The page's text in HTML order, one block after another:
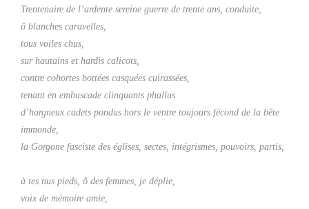
Trentenaire de l’ardente sereine guerre de trente ans, conduite,
ô blanches caravelles,
tous voiles chus,
sur hautains et hardis calicots,
contre cohortes bottées casquées cuirassées,
tenant en embuscade clinquants phallus
d’hargneux cadets pondus hors le ventre toujours fécond de la bête
immonde,
la Gorgone fasciste des églises, sectes, intégrismes, pouvoirs, partis,
à tes nus pieds, ô des femmes, je déplie,
voix de mémoire amie,